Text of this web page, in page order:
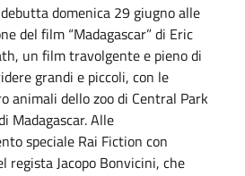
domenica 29 giugno alle
del film “Madagascar” di Eric
un film travolgente e pieno di
grandi e piccoli, con le
animali dello zoo di Central Park
Madagascar. Alle
speciale Rai Fiction con
regista Jacopo Bonvicini, che